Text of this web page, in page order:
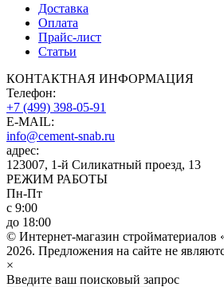
Доставка
Оплата
Прайс-лист
Статьи
КОНТАКТНАЯ ИНФОРМАЦИЯ
Телефон:
+7 (499) 398-05-91
E-MAIL:
info@cement-snab.ru
адрес:
123007, 1-й Силикатный проезд, 13
РЕЖИМ РАБОТЫ
Пн-Пт
с 9:00
до 18:00
© Интернет-магазин
2026. Предложения на сайте не
×
Введите ваш поисковый запрос